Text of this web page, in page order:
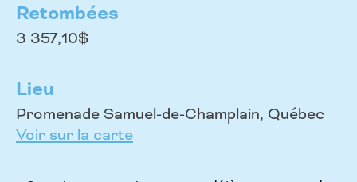
Retombées
3 357,10$
Lieu
Promenade Samuel-de-Champlain, Québec
Voir sur la carte